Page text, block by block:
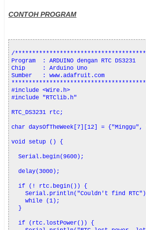
CONTOH PROGRAM
/
Program  : ARDUINO dengan RTC DS3231
Chip     : Arduino Uno
Sumber   : www.adafruit.com
#include <Wire.h>
#include "RTClib.h"
RTC_DS3231 rtc;
char daysOfTheWeek[7][12] =
void setup () {
  Serial.begin(9600);
  delay(3000);
  if (! rtc.begin()) {
Serial.println("Couldn't find
    while (1);
  }
  if (rtc.lostPower()) {